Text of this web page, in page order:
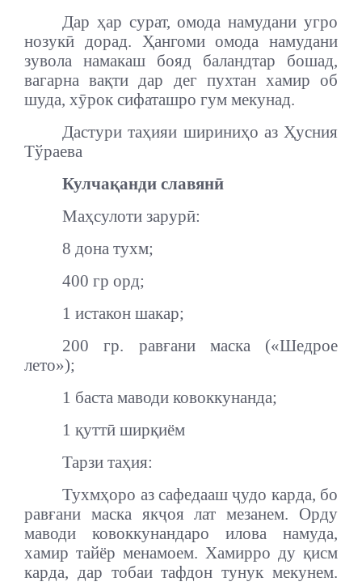
Дар ҳар сурат, омода намудани угро
нозукӣ дорад. Ҳангоми омода намудани
зувола намакаш бояд баландтар бошад,
вагарна вақти дар дег пухтан хамир об
шуда, хӯрок сифаташро гум мекунад.
Дастури таҳияи шириниҳо аз Ҳусния
Тўраева
Кулчақанди славянӣ
Маҳсулоти зарурӣ:
8 дона тухм;
400 гр орд;
1 истакон шакар;
200 гр. равғани маска («Шедрое
лето»);
1 баста маводи ковоккунанда;
1 қуттӣ ширқиём
Тарзи таҳия:
Тухмҳоро аз сафедааш ҷудо карда, бо
равғани маска якҷоя лат мезанем. Орду
маводи ковоккунандаро илова намуда,
хамир тайёр менамоем. Хамирро ду қисм
карда, дар тобаи тафдон тунук мекунем.